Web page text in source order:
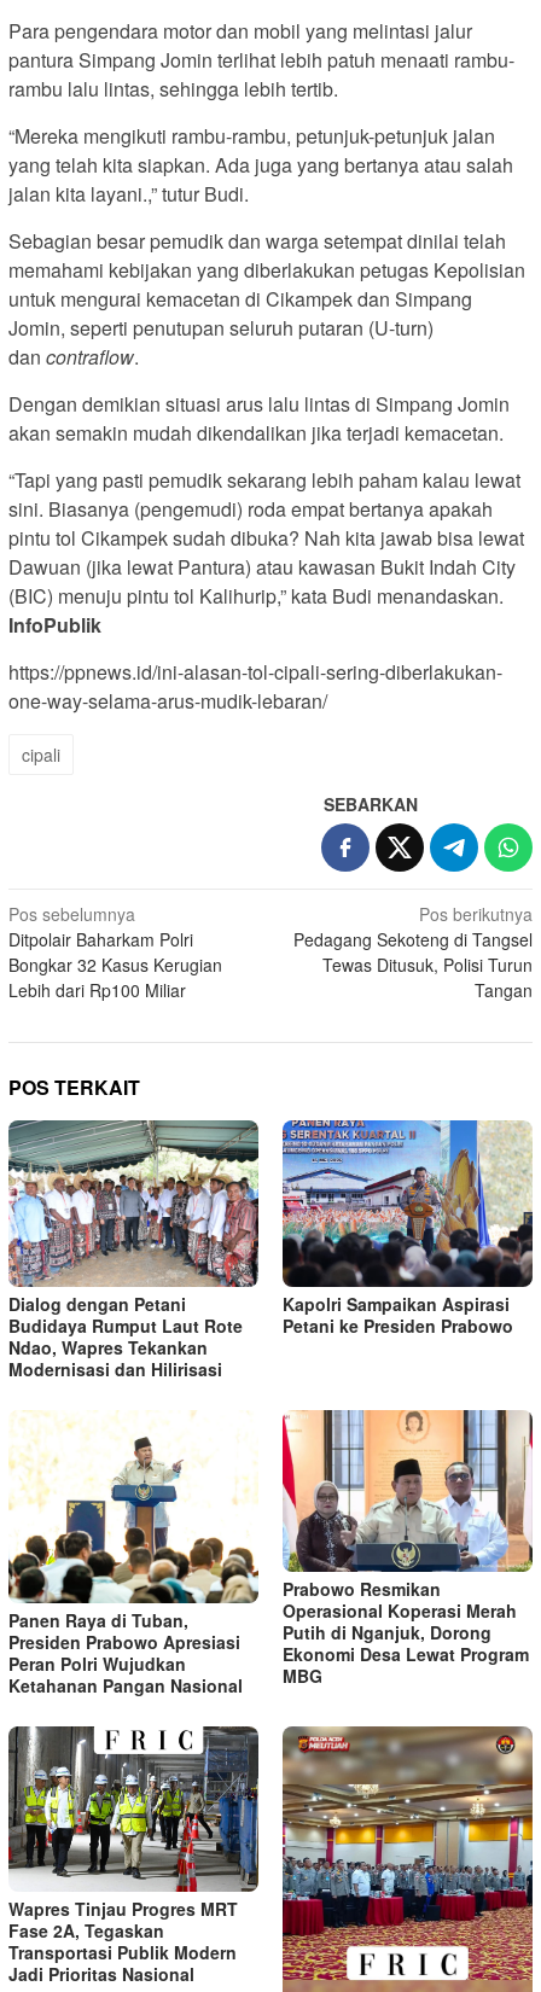
Para pengendara motor dan mobil yang melintasi jalur
pantura Simpang Jomin terlihat lebih patuh menaati rambu-
rambu lalu lintas, sehingga lebih tertib.
“Mereka mengikuti rambu-rambu, petunjuk-petunjuk jalan
yang telah kita siapkan. Ada juga yang bertanya atau salah
jalan kita layani.,” tutur Budi.
Sebagian besar pemudik dan warga setempat dinilai telah
memahami kebijakan yang diberlakukan petugas Kepolisian
untuk mengurai kemacetan di Cikampek dan Simpang
Jomin, seperti penutupan seluruh putaran (U-turn)
dan contraflow.
Dengan demikian situasi arus lalu lintas di Simpang Jomin
akan semakin mudah dikendalikan jika terjadi kemacetan.
“Tapi yang pasti pemudik sekarang lebih paham kalau lewat
sini. Biasanya (pengemudi) roda empat bertanya apakah
pintu tol Cikampek sudah dibuka? Nah kita jawab bisa lewat
Dawuan (jika lewat Pantura) atau kawasan Bukit Indah City
(BIC) menuju pintu tol Kalihurip,” kata Budi menandaskan.
InfoPublik
https://ppnews.id/ini-alasan-tol-cipali-sering-diberlakukan-
one-way-selama-arus-mudik-lebaran/
cipali
SEBARKAN
Navigasi
pos
Pos sebelumnya
Ditpolair Baharkam Polri
Bongkar 32 Kasus Kerugian
Lebih dari Rp100 Miliar
Pos berikutnya
Pedagang Sekoteng di Tangsel
Tewas Ditusuk, Polisi Turun
Tangan
POS TERKAIT
Dialog dengan Petani
Budidaya Rumput Laut Rote
Ndao, Wapres Tekankan
Modernisasi dan Hilirisasi
Kapolri Sampaikan Aspirasi
Petani ke Presiden Prabowo
Panen Raya di Tuban,
Presiden Prabowo Apresiasi
Peran Polri Wujudkan
Ketahanan Pangan Nasional
Prabowo Resmikan
Operasional Koperasi Merah
Putih di Nganjuk, Dorong
Ekonomi Desa Lewat Program
MBG
Wapres Tinjau Progres MRT
Fase 2A, Tegaskan
Transportasi Publik Modern
Jadi Prioritas Nasional